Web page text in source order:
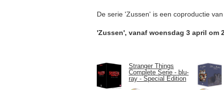
De serie 'Zussen' is een coproductie
'Zussen', vanaf woensdag 3 april om
Stranger Things
Complete Serie - blu-
ray - Special Edition